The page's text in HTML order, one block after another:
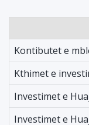
Kontibutet e
Kthimet e
Investimet e
Investimet e